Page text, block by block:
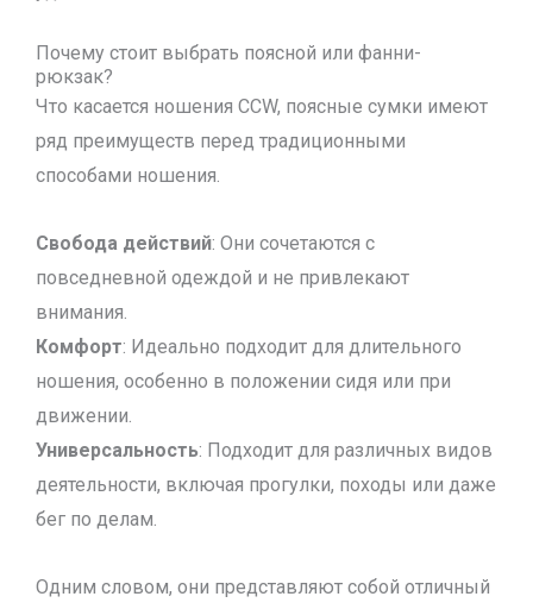
Почему стоит выбрать поясной или фанни-
рюкзак?
Что касается ношения CCW, поясные сумки имеют
ряд преимуществ перед традиционными
способами ношения.
Свобода действий: Они сочетаются с
повседневной одеждой и не привлекают
внимания.
Комфорт: Идеально подходит для длительного
ношения, особенно в положении сидя или при
движении.
Универсальность: Подходит для различных видов
деятельности, включая прогулки, походы или даже
бег по делам.
Одним словом, они представляют собой отличный